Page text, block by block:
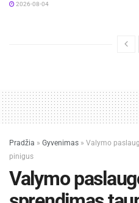
2026-08-04
Pradžia » Gyvenimas » Valymo
pinigus
Valymo